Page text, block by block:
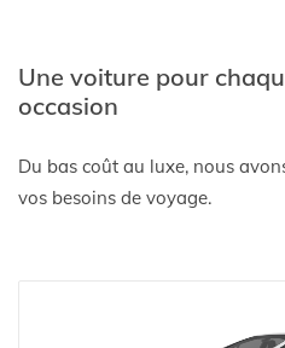
Une voiture pour
occasion
Du bas coût au luxe, nous
vos besoins de voyage.